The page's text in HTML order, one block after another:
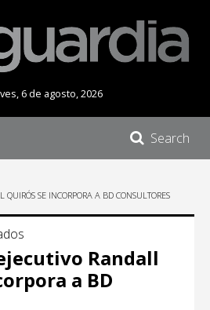
6 de agosto, 2026
Search
QUIRÓS SE INCORPORA A BD CONSULTORES
Randall
a BD